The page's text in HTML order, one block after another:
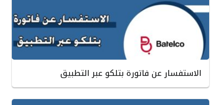
الاستفسار عن فاتورة بتلكو عبر التطبيق